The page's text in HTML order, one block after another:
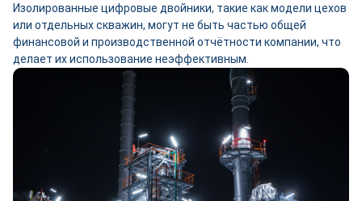
Изолированные цифровые двойники, такие как модели цехов
или отдельных скважин, могут не быть частью общей
финансовой и производственной отчётности компании, что
делает их использование неэффективным.